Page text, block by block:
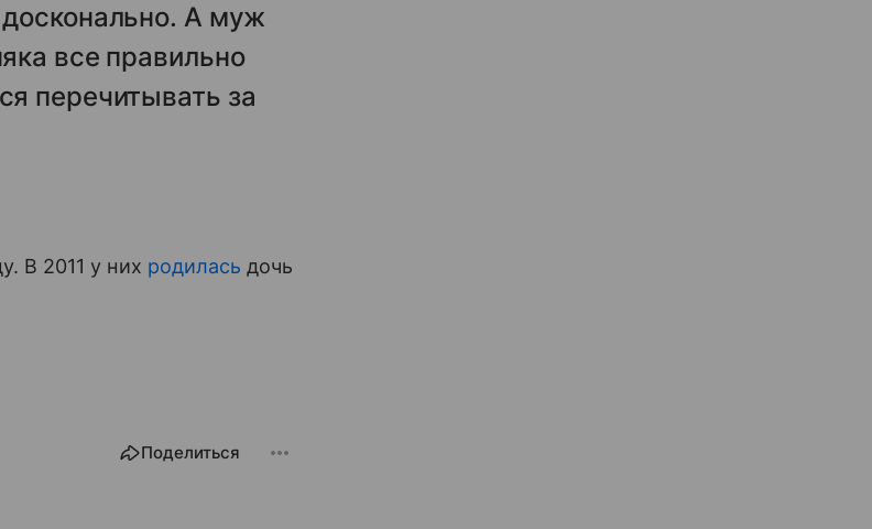
А муж
все правильно
перечитывать за
В 2011 у них родилась дочь
Поделиться